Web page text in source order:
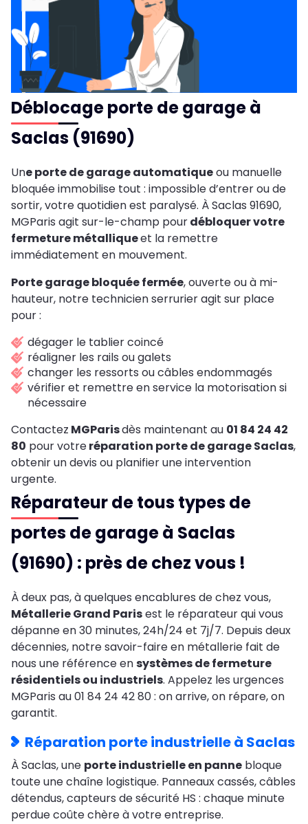
Déblocage porte de garage à
Saclas (91690)
Une porte de garage automatiqueou manuelle
bloquée immobilise tout : impossible d’entrer ou de
sortir, votre quotidien est paralysé. À Saclas 91690,
MGParis agit sur-le-champ pourdébloquer votre
fermeture métalliqueet la remettre
immédiatement en mouvement.
Porte garage bloquée fermée, ouverte ou à mi-
hauteur, notre technicien serrurier agit sur place
pour :
dégager le tablier coincé
réaligner les rails ou galets
changer les ressorts ou câbles endommagés
vérifier et remettre en service la motorisation si
nécessaire
Contactez MGParisdès maintenant au 01 84 24 42
80 pour votreréparation porte de garageSaclas,
obtenir un devis ou planifier une intervention
urgente.
Réparateur de tous types de
portes de garage à Saclas
(91690) : près de chez vous !
À deux pas, à quelques encablures de chez vous,
Métallerie Grand Parisest le réparateur qui vous
dépanne en 30 minutes, 24h/24 et 7j/7. Depuis deux
décennies, notre savoir-faire en métallerie fait de
nous une référence ensystèmes de fermeture
résidentiels ou industriels. Appelez les urgences
MGParis au 01 84 24 42 80 : on arrive, on répare, on
garantit.
Réparation porte industrielle à Saclas
À Saclas, une porte industrielle en panne bloque
toute une chaîne logistique. Panneaux cassés, câbles
détendus, capteurs de sécurité HS : chaque minute
perdue coûte chère à votre entreprise.